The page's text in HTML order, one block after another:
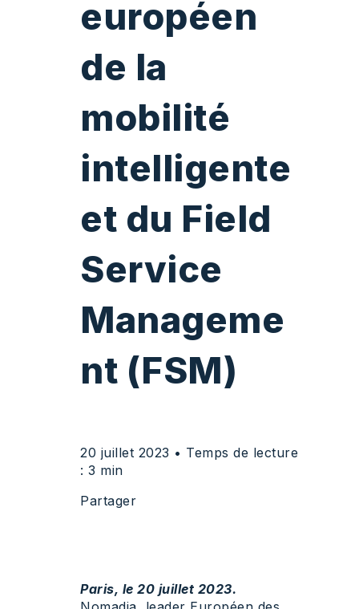
européen
de la
mobilité
intelligente
et du Field
Service
Manageme
nt (FSM)
20 juillet 2023 • Temps de lecture
: 3 min
Partager
Paris, le 20 juillet 2023.